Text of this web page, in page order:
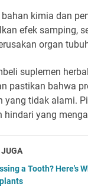
bahan kimia dan
efek samping,
organ
suplemen
pastikan bahwa
yang tidak alami.
hindari yang
JUGA
a Tooth? Here's